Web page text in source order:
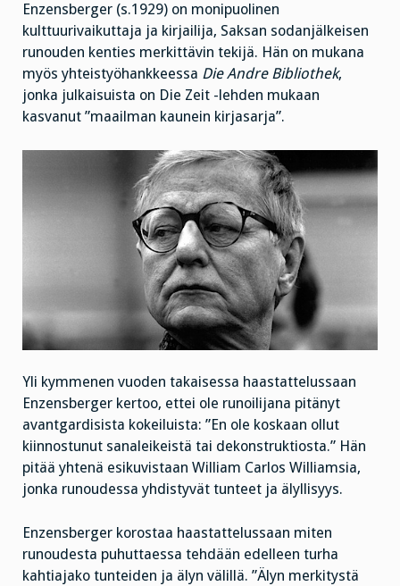
Enzensberger (s.1929) on monipuolinen
kulttuurivaikuttaja ja kirjailija, Saksan sodanjälkeisen
runouden kenties merkittävin tekijä. Hän on mukana
myös yhteistyöhankkeessa Die Andre Bibliothek,
jonka julkaisuista on Die Zeit -lehden mukaan
kasvanut ”maailman kaunein kirjasarja”.
Yli kymmenen vuoden takaisessa haastattelussaan
Enzensberger kertoo, ettei ole runoilijana pitänyt
avantgardisista kokeiluista: ”En ole koskaan ollut
kiinnostunut sanaleikeistä tai dekonstruktiosta.” Hän
pitää yhtenä esikuvistaan William Carlos Williamsia,
jonka runoudessa yhdistyvät tunteet ja älyllisyys.
Enzensberger korostaa haastattelussaan miten
runoudesta puhuttaessa tehdään edelleen turha
kahtiajako tunteiden ja älyn välillä. ”Älyn merkitystä